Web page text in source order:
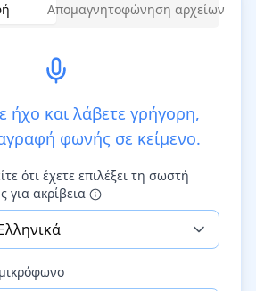
Απομαγνητοφώνηση αρχείων
ήχο και λάβετε γρήγορη,
φωνής σε κείμενο.
ότι έχετε επιλέξει τη σωστή
για ακρίβεια